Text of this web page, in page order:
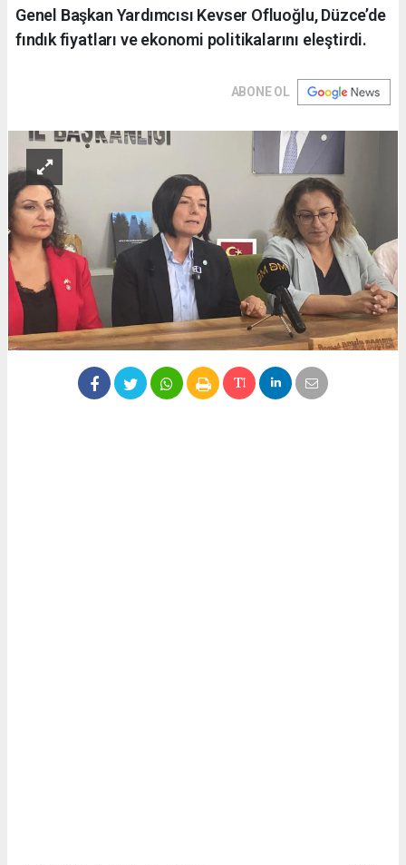
Genel Başkan Yardımcısı Kevser Ofluoğlu, Düzce’de
fındık fiyatları ve ekonomi politikalarını eleştirdi.
ABONE OL